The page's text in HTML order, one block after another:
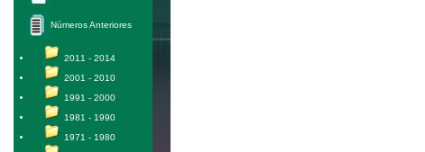
Números Anteriores
2011 - 2014
2001 - 2010
1991 - 2000
1981 - 1990
1971 - 1980